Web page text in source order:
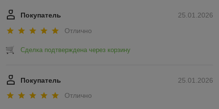
25.01.2026
Покупатель
Отлично
Сделка подтверждена через корзину
25.01.2026
Покупатель
Отлично